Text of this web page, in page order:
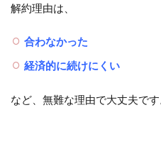
解約理由は、
合わなかった
経済的に続けにくい
など、無難な理由で大丈夫です